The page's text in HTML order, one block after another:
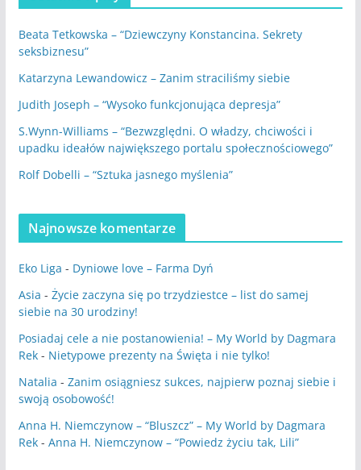
Beata Tetkowska – “Dziewczyny Konstancina. Sekrety
seksbiznesu”
Katarzyna Lewandowicz – Zanim straciliśmy siebie
Judith Joseph – “Wysoko funkcjonująca depresja”
S.Wynn-Williams – “Bezwzględni. O władzy, chciwości i
upadku ideałów największego portalu społecznościowego”
Rolf Dobelli – “Sztuka jasnego myślenia”
Najnowsze komentarze
Eko Liga - Dyniowe love – Farma Dyń
Asia - Życie zaczyna się po trzydziestce – list do samej
siebie na 30 urodziny!
Posiadaj cele a nie postanowienia! – My World by Dagmara
Rek- Nietypowe prezenty na Święta i nie tylko!
Natalia - Zanim osiągniesz sukces, najpierw poznaj siebie i
swoją osobowość!
Anna H. Niemczynow – “Bluszcz” – My World by Dagmara
Rek- Anna H. Niemczynow – “Powiedz życiu tak, Lili”